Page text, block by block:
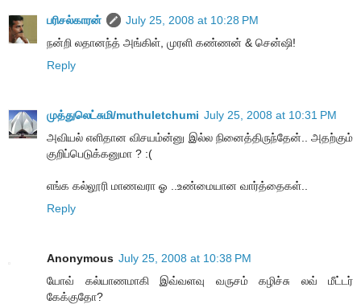
பரிசல்காரன்
July 25, 2008 at 10:28 PM
நன்றி லதானந்த் அங்கிள், முரளி கண்ணன் & சென்ஷி!
Reply
முத்துலெட்சுமி/muthuletchumi July 25, 2008 at 10:31 PM
அவியல் எளிதான விசயம்ன்னு இல்ல நினைத்திருந்தேன்.. அதற்கும்
குறிப்பெடுக்கனுமா ? :(
எங்க கல்லூரி மாணவரா ஓ ..உண்மையான வார்த்தைகள்..
Reply
Anonymous July 25, 2008 at 10:38 PM
யோவ் கல்யாணமாகி இவ்வளவு வருசம் கழிச்சு லவ் மீட்டர்
கேக்குதோ?